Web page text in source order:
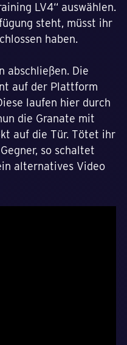
LV4“ auswählen.
steht, müsst ihr
haben.
abschließen. Die
auf der Plattform
laufen hier durch
die Granate mit
auf die Tür. Tötet ihr
so schaltet
alternatives Video